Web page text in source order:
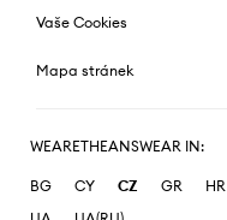
Vaše Cookies
Mapa stránek
WEARETHEANSWEAR IN:
BG CY CZ GR HR